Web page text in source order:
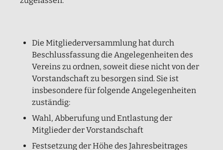
Die Mitgliederversammlung hat durch
Beschlussfassung die Angelegenheiten des
Vereins zu ordnen, soweit diese nicht von der
Vorstandschaft zu besorgen sind. Sie ist
insbesondere für folgende Angelegenheiten
zuständig:
Wahl, Abberufung und Entlastung der
Mitglieder der Vorstandschaft
Festsetzung der Höhe des Jahresbeitrages